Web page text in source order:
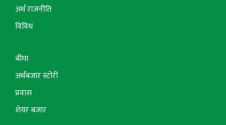
अर्थ राजनीति
विविध
बीमा
अर्थबजार स्टोरी
प्रवास
शेयर बजार